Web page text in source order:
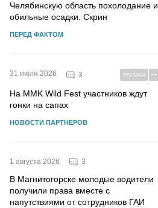
Челябинскую область похолодание и
обильные осадки. Скрин
ПЕРЕД ФАКТОМ
31 июля 2026 3 РЕКЛАМА
На MMK Wild Fest участников ждут
гонки на сапах
НОВОСТИ ПАРТНЕРОВ
1 августа 2026 3
В Магнитогорске молодые водители
получили права вместе с
напутствиями от сотрудников ГАИ